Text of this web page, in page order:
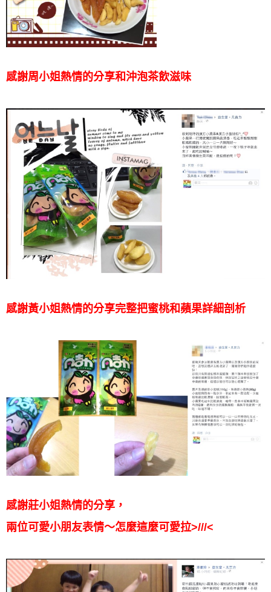
感謝周小姐熱情的分享和沖泡茶飲滋味
感謝黃小姐熱情的分享完整把蜜桃和蘋果詳細剖析
感謝莊小姐熱情的分享，
兩位可愛小朋友表情～怎麼這麼可愛拉>///<